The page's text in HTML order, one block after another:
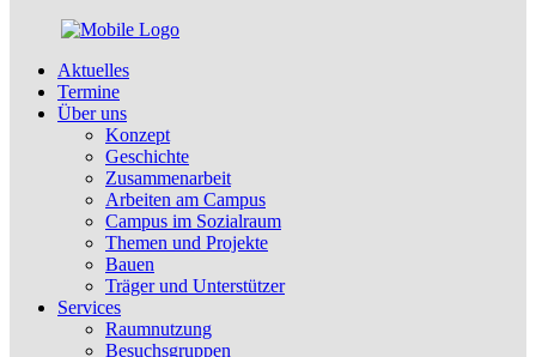
Aktuelles
Termine
Über uns
Konzept
Geschichte
Zusammenarbeit
Arbeiten am Campus
Campus im Sozialraum
Themen und Projekte
Bauen
Träger und Unterstützer
Services
Raumnutzung
Besuchsgruppen